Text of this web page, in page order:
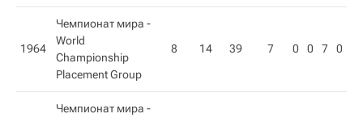
1964
Чемпионат мира -
World
Championship
Placement Group
8 14 39 7 0 0 7 0
Чемпионат мира -